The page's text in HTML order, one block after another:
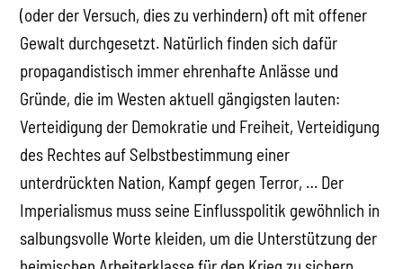
(oder der Versuch, dies zu verhindern) oft mit offener
Gewalt durchgesetzt. Natürlich finden sich dafür
propagandistisch immer ehrenhafte Anlässe und
Gründe, die im Westen aktuell gängigsten lauten:
Verteidigung der Demokratie und Freiheit, Verteidigung
des Rechtes auf Selbstbestimmung einer
unterdrückten Nation, Kampf gegen Terror, … Der
Imperialismus muss seine Einflusspolitik gewöhnlich in
salbungsvolle Worte kleiden, um die Unterstützung der